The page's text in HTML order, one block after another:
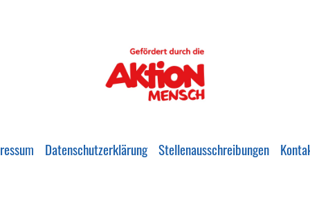
Datenschutzerklärung Stellenausschreibungen